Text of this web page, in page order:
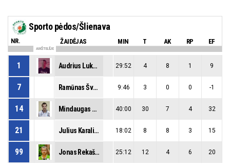
Sporto pėdos/Šlienava
NR. ŽAIDĖJAS MIN T AK RP EF
AIKŠTELĖJE
1 Audrius Lukauskas 29:52 4 8 1 9
7 Ramūnas Švelnys 9:46 3 0 0 -1
14 Mindaugas Jakštas 40:00 30 7 4 32
21 Julius Karalius 18:02 8 8 3 15
99 Jonas Rekašius 25:12 12 4 6 20